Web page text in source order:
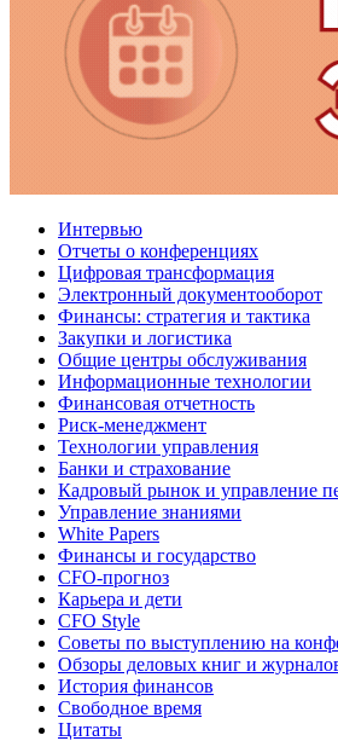
Интервью
Отчеты о конференциях
Цифровая трансформация
Электронный документооборот
Финансы: стратегия и тактика
Закупки и логистика
Общие центры обслуживания
Информационные технологии
Финансовая отчетность
Риск-менеджмент
Технологии управления
Банки и страхование
Кадровый рынок и управление
Управление знаниями
White Papers
Финансы и государство
CFO-прогноз
Карьера и дети
CFO Style
Советы по выступлению на
Обзоры деловых книг и
История финансов
Свободное время
Цитаты